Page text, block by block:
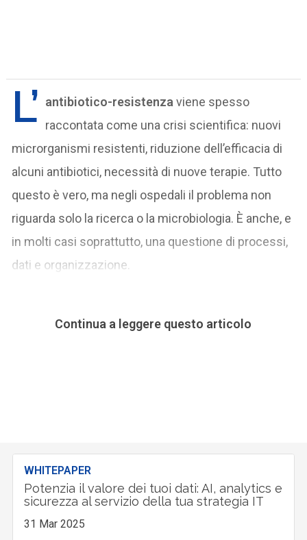
L’ antibiotico-resistenza viene spesso
raccontata come una crisi scientifica: nuovi
microrganismi resistenti, riduzione dell’efficacia di
alcuni antibiotici, necessità di nuove terapie. Tutto
questo è vero, ma negli ospedali il problema non
riguarda solo la ricerca o la microbiologia. È anche, e
in molti casi soprattutto, una questione di processi,
dati e organizzazione.
Continua a leggere questo articolo
WHITEPAPER
Potenzia il valore dei tuoi dati: AI, analytics e
sicurezza al servizio della tua strategia IT
31 Mar 2025